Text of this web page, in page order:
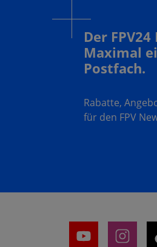
Der
Maximal
Postfach.
Rabatte,
für den FPV